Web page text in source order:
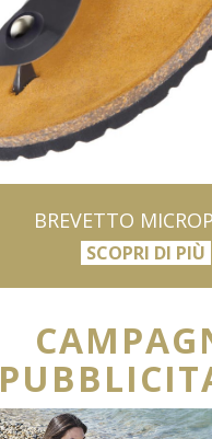
BREVETTO
SCOPRI DI PIÙ